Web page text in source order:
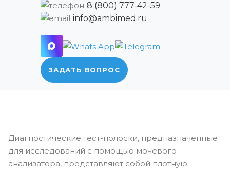
8 (800) 777-42-59
info@ambimed.ru
ЗАДАТЬ ВОПРОС
Диагностические тест-полоски, предназначенные
для исследований с помощью мочевого
анализатора, представляют собой плотную